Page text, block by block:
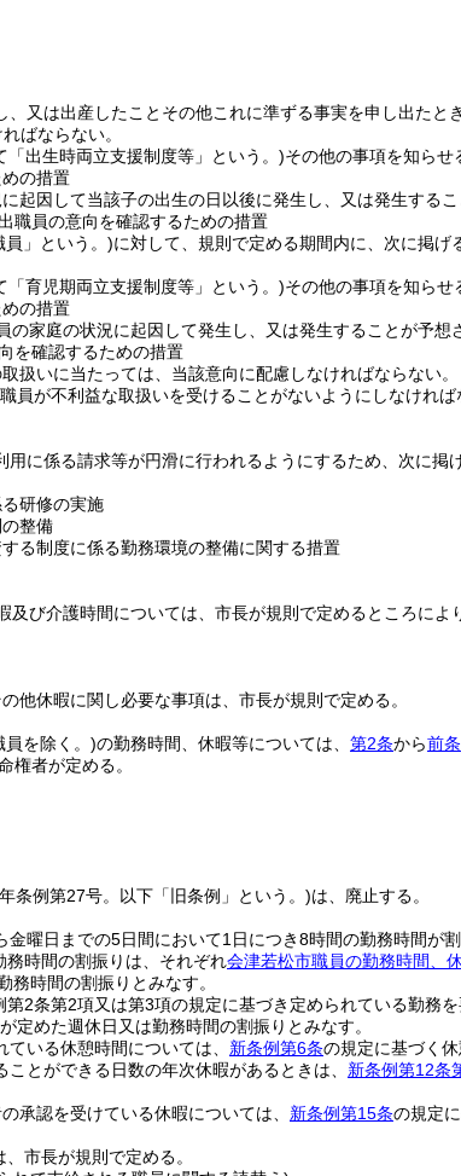
又は出産したことその他これに準ずる事実を申し出たと
ばならない。
「出生時両立支援制度等」という。)その他の事項を知らせ
の措置
起因して当該子の出生の日以後に発生し、又は発生する
職員の意向を確認するための措置
員」という。)に対して、規則で定める期間内に、次に掲げ
「育児期両立支援制度等」という。)その他の事項を知らせ
の措置
家庭の状況に起因して発生し、又は発生することが予想
を確認するための措置
扱いに当たっては、当該意向に配慮しなければならない。
員が不利益な取扱いを受けることがないようにしなければ
に係る請求等が円滑に行われるようにするため、次に掲
研修の実施
整備
る制度に係る勤務環境の整備に関する措置
及び介護時間については、市長が規則で定めるところによ
他休暇に関し必要な事項は、市長が規則で定める。
員を除く。)の勤務時間、休暇等については、 第2条から前条
権者が定める。
条例第27号。以下「旧条例」という。)は、廃止する。
曜日までの5日間において1日につき8時間の勤務時間が
時間の割振りは、それぞれ会津若松市職員の勤務時間、
時間の割振りとみなす。
2条第2項又は第3項の規定に基づき定められている勤務
定めた週休日又は勤務時間の割振りとみなす。
いる休憩時間については、 新条例第6条の規定に基づく休
とができる日数の年次休暇があるときは、 新条例第12条
承認を受けている休暇については、 新条例第15条の規定
市長が規則で定める。